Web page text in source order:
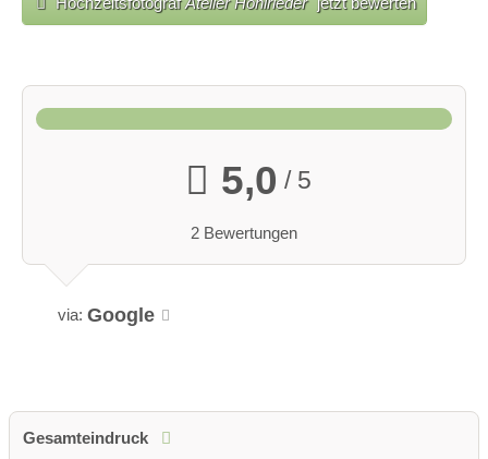
5,0 / 5
2 Bewertungen
via: Google
Gesamteindruck